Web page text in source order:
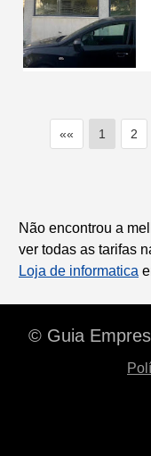
«« 1 2
Não encontrou a
ver todas as tarifas
Loja de informatica
© Guia